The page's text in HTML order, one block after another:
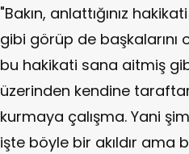
"Bakın, anlattığınız
gibi görüp de
bu hakikati sana aitmiş
üzerinden kendine
kurmaya çalışma. Yani
işte böyle bir akıldır ama